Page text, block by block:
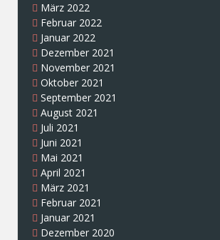
März 2022
Februar 2022
Januar 2022
Dezember 2021
November 2021
Oktober 2021
September 2021
August 2021
Juli 2021
Juni 2021
Mai 2021
April 2021
März 2021
Februar 2021
Januar 2021
Dezember 2020